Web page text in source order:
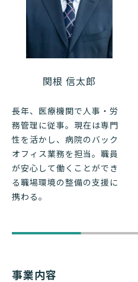
関根 信太郎
長年、医療機関で人事・労
務管理に従事。現在は専門
性を活かし、病院のバック
オフィス業務を担当。職員
が安心して働くことができ
る職場環境の整備の支援に
携わる。
事業内容